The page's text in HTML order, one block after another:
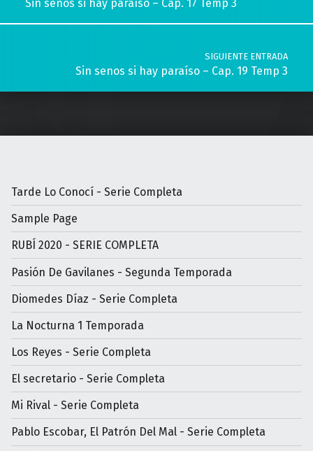
Sin senos si hay paraíso – Cap. 17 Temp 3
SIGUIENTE ENTRADA
Sin senos si hay paraíso – Cap. 19 Temp 3
Tarde Lo Conocí - Serie Completa
Sample Page
RUBÍ 2020 - SERIE COMPLETA
Pasión De Gavilanes - Segunda Temporada
Diomedes Díaz - Serie Completa
La Nocturna 1 Temporada
Los Reyes - Serie Completa
El secretario - Serie Completa
Mi Rival - Serie Completa
Pablo Escobar, El Patrón Del Mal - Serie Completa